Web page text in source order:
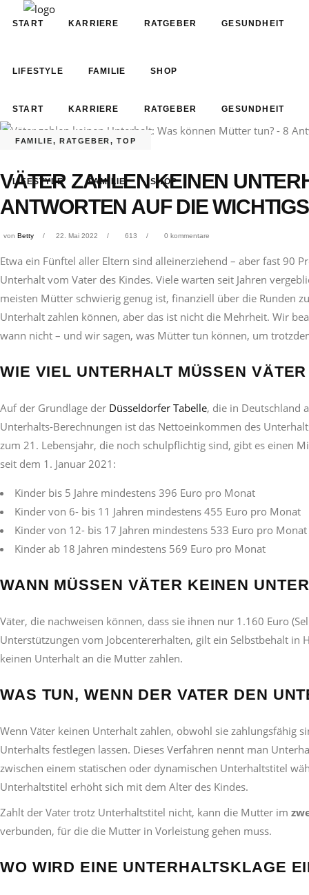
START KARRIERE RATGEBER GESUNDHEIT
LIFESTYLE FAMILIE SHOP
START KARRIERE RATGEBER GESUNDHEIT
LIFESTYLE FAMILIE SHOP
FAMILIE, RATGEBER,TOP
VÄTER ZAHLEN KEINEN
ANTWORTEN AUF DIE
von Betty 22. Mai 2022 613 0 kommentare
Etwa ein Fünftel aller Eltern sind alleinerziehend – aber fast 90
Unterhalt vom Vater des Kindes. Viele warten seit Jahren
meisten Mütter schwierig genug ist, finanziell über die Runden
Unterhalt zahlen können, aber das ist nicht die Mehrheit. Wir
wann nicht – und wir sagen, was Mütter tun können, um
WIE VIEL UNTERHALT MÜSSEN
Auf der Grundlage der Düsseldorfer Tabelle, die in Deutschland
Unterhalts-Berechnungen ist das Nettoeinkommen des
zum 21. Lebensjahr, die noch schulpflichtig sind, gibt es einen
seit dem 1. Januar 2021:
Kinder bis 5 Jahre mindestens 396 Euro pro Monat
Kinder von 6- bis 11 Jahren mindestens 455 Euro pro Monat
Kinder von 12- bis 17 Jahren mindestens 533 Euro pro Monat
Kinder ab 18 Jahren mindestens 569 Euro pro Monat
WANN MÜSSEN VÄTER KEINEN
Väter, die nachweisen können, dass sie ihnen nur 1.160 Euro
Unterstützungen vom Jobcentererhalten, gilt ein Selbstbehalt
keinen Unterhalt an die Mutter zahlen.
WAS TUN, WENN DER VATER DEN
Wenn Väter keinen Unterhalt zahlen, obwohl sie zahlungsfähig
Unterhalts festlegen lassen. Dieses Verfahren nennt man
zwischen einem statischen oder dynamischen Unterhaltstitel
Unterhaltstitel erhöht sich mit dem Alter des Kindes.
Zahlt der Vater trotz Unterhaltstitel nicht, kann die Mutter im
verbunden, für die die Mutter in Vorleistung gehen muss.
WO WIRD EINE UNTERHALTSKLAGE